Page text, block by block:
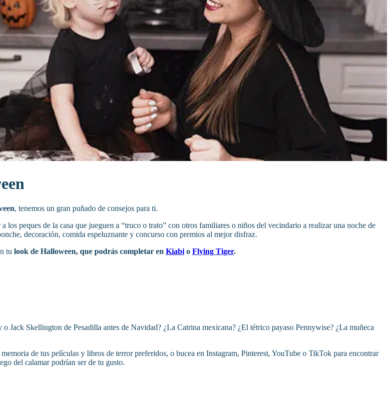
, tenemos un gran puñado de consejos para ti.
a los peques de la casa que jueguen a “truco o trato” con otros familiares o niños del vecindario a realizar una noche de
decoración, comida espeluznante y concurso con premios al mejor disfraz.
tu look de Halloween, que podrás completar en Kiabi o Flying Tiger.
Jack Skellington de Pesadilla antes de Navidad? ¿La Catrina mexicana? ¿El tétrico payaso Pennywise? ¿La muñeca
de tus películas y libros de terror preferidos, o bucea en Instagram, Pinterest, YouTube o TikTok para encontrar
del calamar podrían ser de tu gusto.